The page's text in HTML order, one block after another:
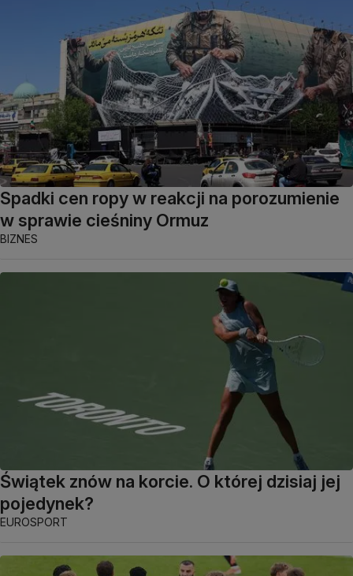
Spadki cen ropy w reakcji na porozumienie
w sprawie cieśniny Ormuz
BIZNES
Świątek znów na korcie. O której dzisiaj jej
pojedynek?
EUROSPORT